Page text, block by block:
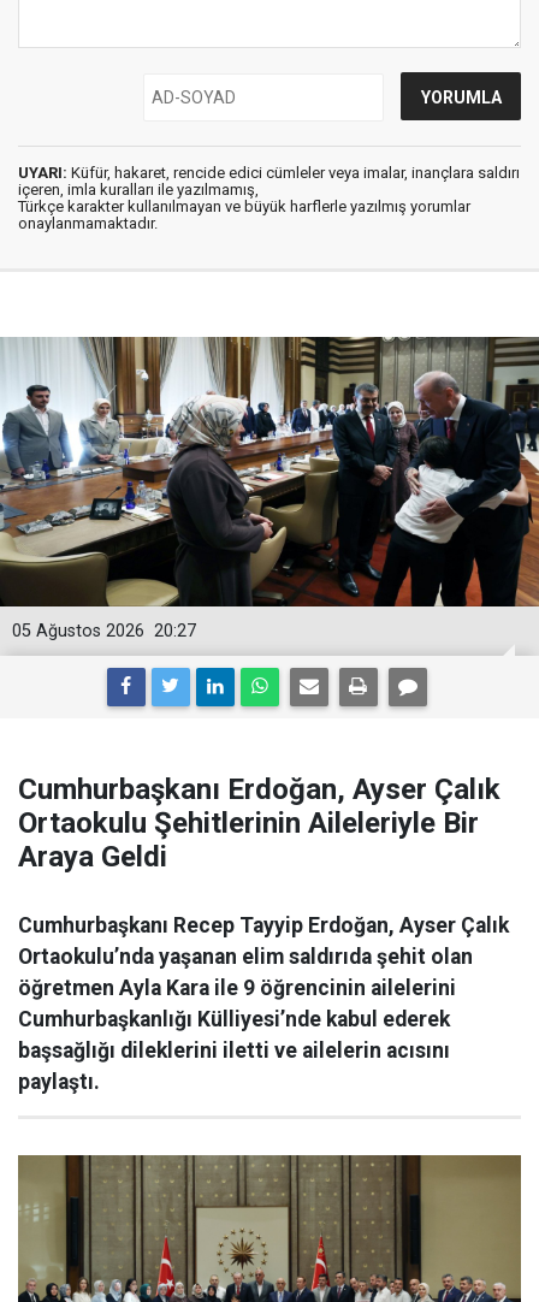
UYARI: Küfür, hakaret, rencide edici cümleler veya imalar, inançlara saldırı
içeren, imla kuralları ile yazılmamış,
Türkçe karakter kullanılmayan ve büyük harflerle yazılmış yorumlar
onaylanmamaktadır.
20:27
05 Ağustos 2026
Cumhurbaşkanı Erdoğan, Ayser Çalık
Ortaokulu Şehitlerinin Aileleriyle Bir
Araya Geldi
Cumhurbaşkanı Recep Tayyip Erdoğan, Ayser Çalık
Ortaokulu’nda yaşanan elim saldırıda şehit olan
öğretmen Ayla Kara ile 9 öğrencinin ailelerini
Cumhurbaşkanlığı Külliyesi’nde kabul ederek
başsağlığı dileklerini iletti ve ailelerin acısını
paylaştı.